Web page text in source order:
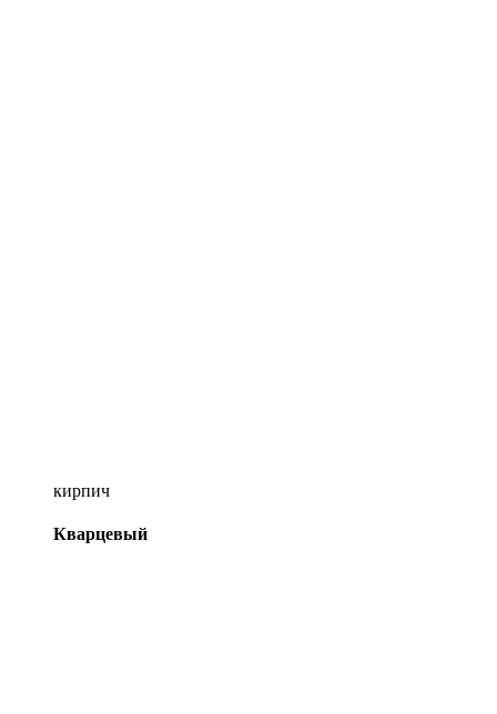
кирпич
Кварцевый